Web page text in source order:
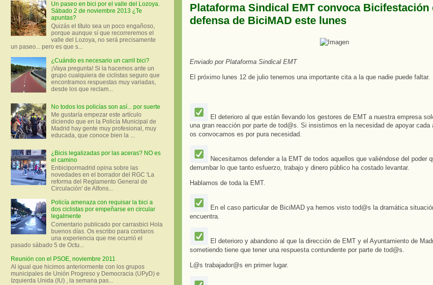
Plataforma Sindical EMT convoca Bicifestación
defensa de BiciMAD este lunes
Enviado por Plataforma Sindical EMT
El próximo lunes 12 de julio tenemos una importante cita a la que nadie puede faltar.
El deterioro al que están llevando los gestores de EMT a nuestra empresa
una gran reacción por parte de tod@s. Si insistimos en la necesidad de apoyar cada
os convocamos es por pura necesidad.
Necesitamos defender a la EMT de todos aquellos que valiéndose del poder
derrumbar lo que tanto esfuerzo, trabajo y dinero público ha costado levantar.
Hablamos de toda la EMT.
En el caso particular de BiciMAD ya hemos visto tod@s la dramática
encuentra.
El deterioro y abandono al que la dirección de EMT y el Ayuntamiento de
sometiendo tiene que tener una respuesta contundente por parte de tod@s.
L@s trabajador@s en primer lugar.
Un paseo en bici por el valle del Lozoya.
Sábado 2 de noviembre 2013 ¿Te
apuntas?
Quizás el título sea un poco engañoso,
porque aunque sí que recorreremos el
valle del Lozoya, no será precisamente
un paseo... pero es que s...
¿Cuándo es necesario un carril bici?
¡Vaya pregunta! Si la hacemos ante un
grupo cualquiera de ciclistas seguro que
encontramos respuestas muy variadas,
desde los que reclam...
No todos los policías son así... por suerte
Me gustaría empezar este artículo
diciendo que en la Policía Municipal de
Madrid hay gente muy profesional, muy
educada, que conoce bien la ...
¿Bicis legalizadas por las aceras? NO es
el camino
Enbicipormadrid opina sobre las
novedades en el borrador del RGC 'La
reforma del Reglamento General de
Circulación' de Alfons...
Policía amenaza con requisar la bici a
dos ciclistas por empeñarse en circular
legalmente
Comentario publicado por carrasbici Hola
buenos días. Os escribo para contaros
una experiencia que me ocurrió el
pasado sábado 5 de Octu...
Reunión con el PSOE, noviembre 2011
Al igual que hicimos anteriormente con los grupos
municipales de Unión Progreso y Democracia (UPyD) e
Izquierda Unida (IU) , la semana pas...